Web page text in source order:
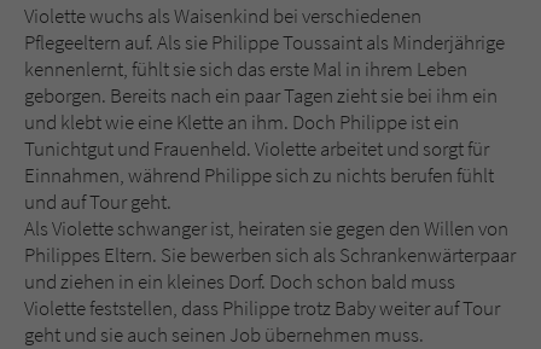
Violette wuchs als Waisenkind bei verschiedenen
Pflegeeltern auf. Als sie Philippe Toussaint als Minderjährige
kennenlernt, fühlt sie sich das erste Mal in ihrem Leben
geborgen. Bereits nach ein paar Tagen zieht sie bei ihm ein
und klebt wie eine Klette an ihm. Doch Philippe ist ein
Tunichtgut und Frauenheld. Violette arbeitet und sorgt für
Einnahmen, während Philippe sich zu nichts berufen fühlt
und auf Tour geht.
Als Violette schwanger ist, heiraten sie gegen den Willen von
Philippes Eltern. Sie bewerben sich als Schrankenwärterpaar
und ziehen in ein kleines Dorf. Doch schon bald muss
Violette feststellen, dass Philippe trotz Baby weiter auf Tour
geht und sie auch seinen Job übernehmen muss.